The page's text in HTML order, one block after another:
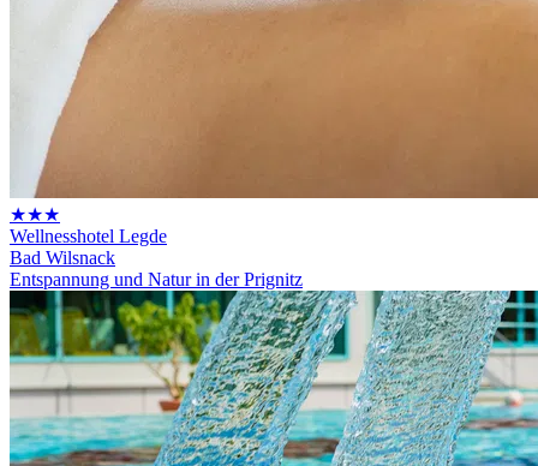
★★★
Wellnesshotel Legde
Bad Wilsnack
Entspannung und Natur in der Prignitz